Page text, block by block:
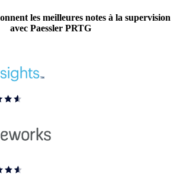
les meilleures notes à la supervision
avec Paessler PRTG